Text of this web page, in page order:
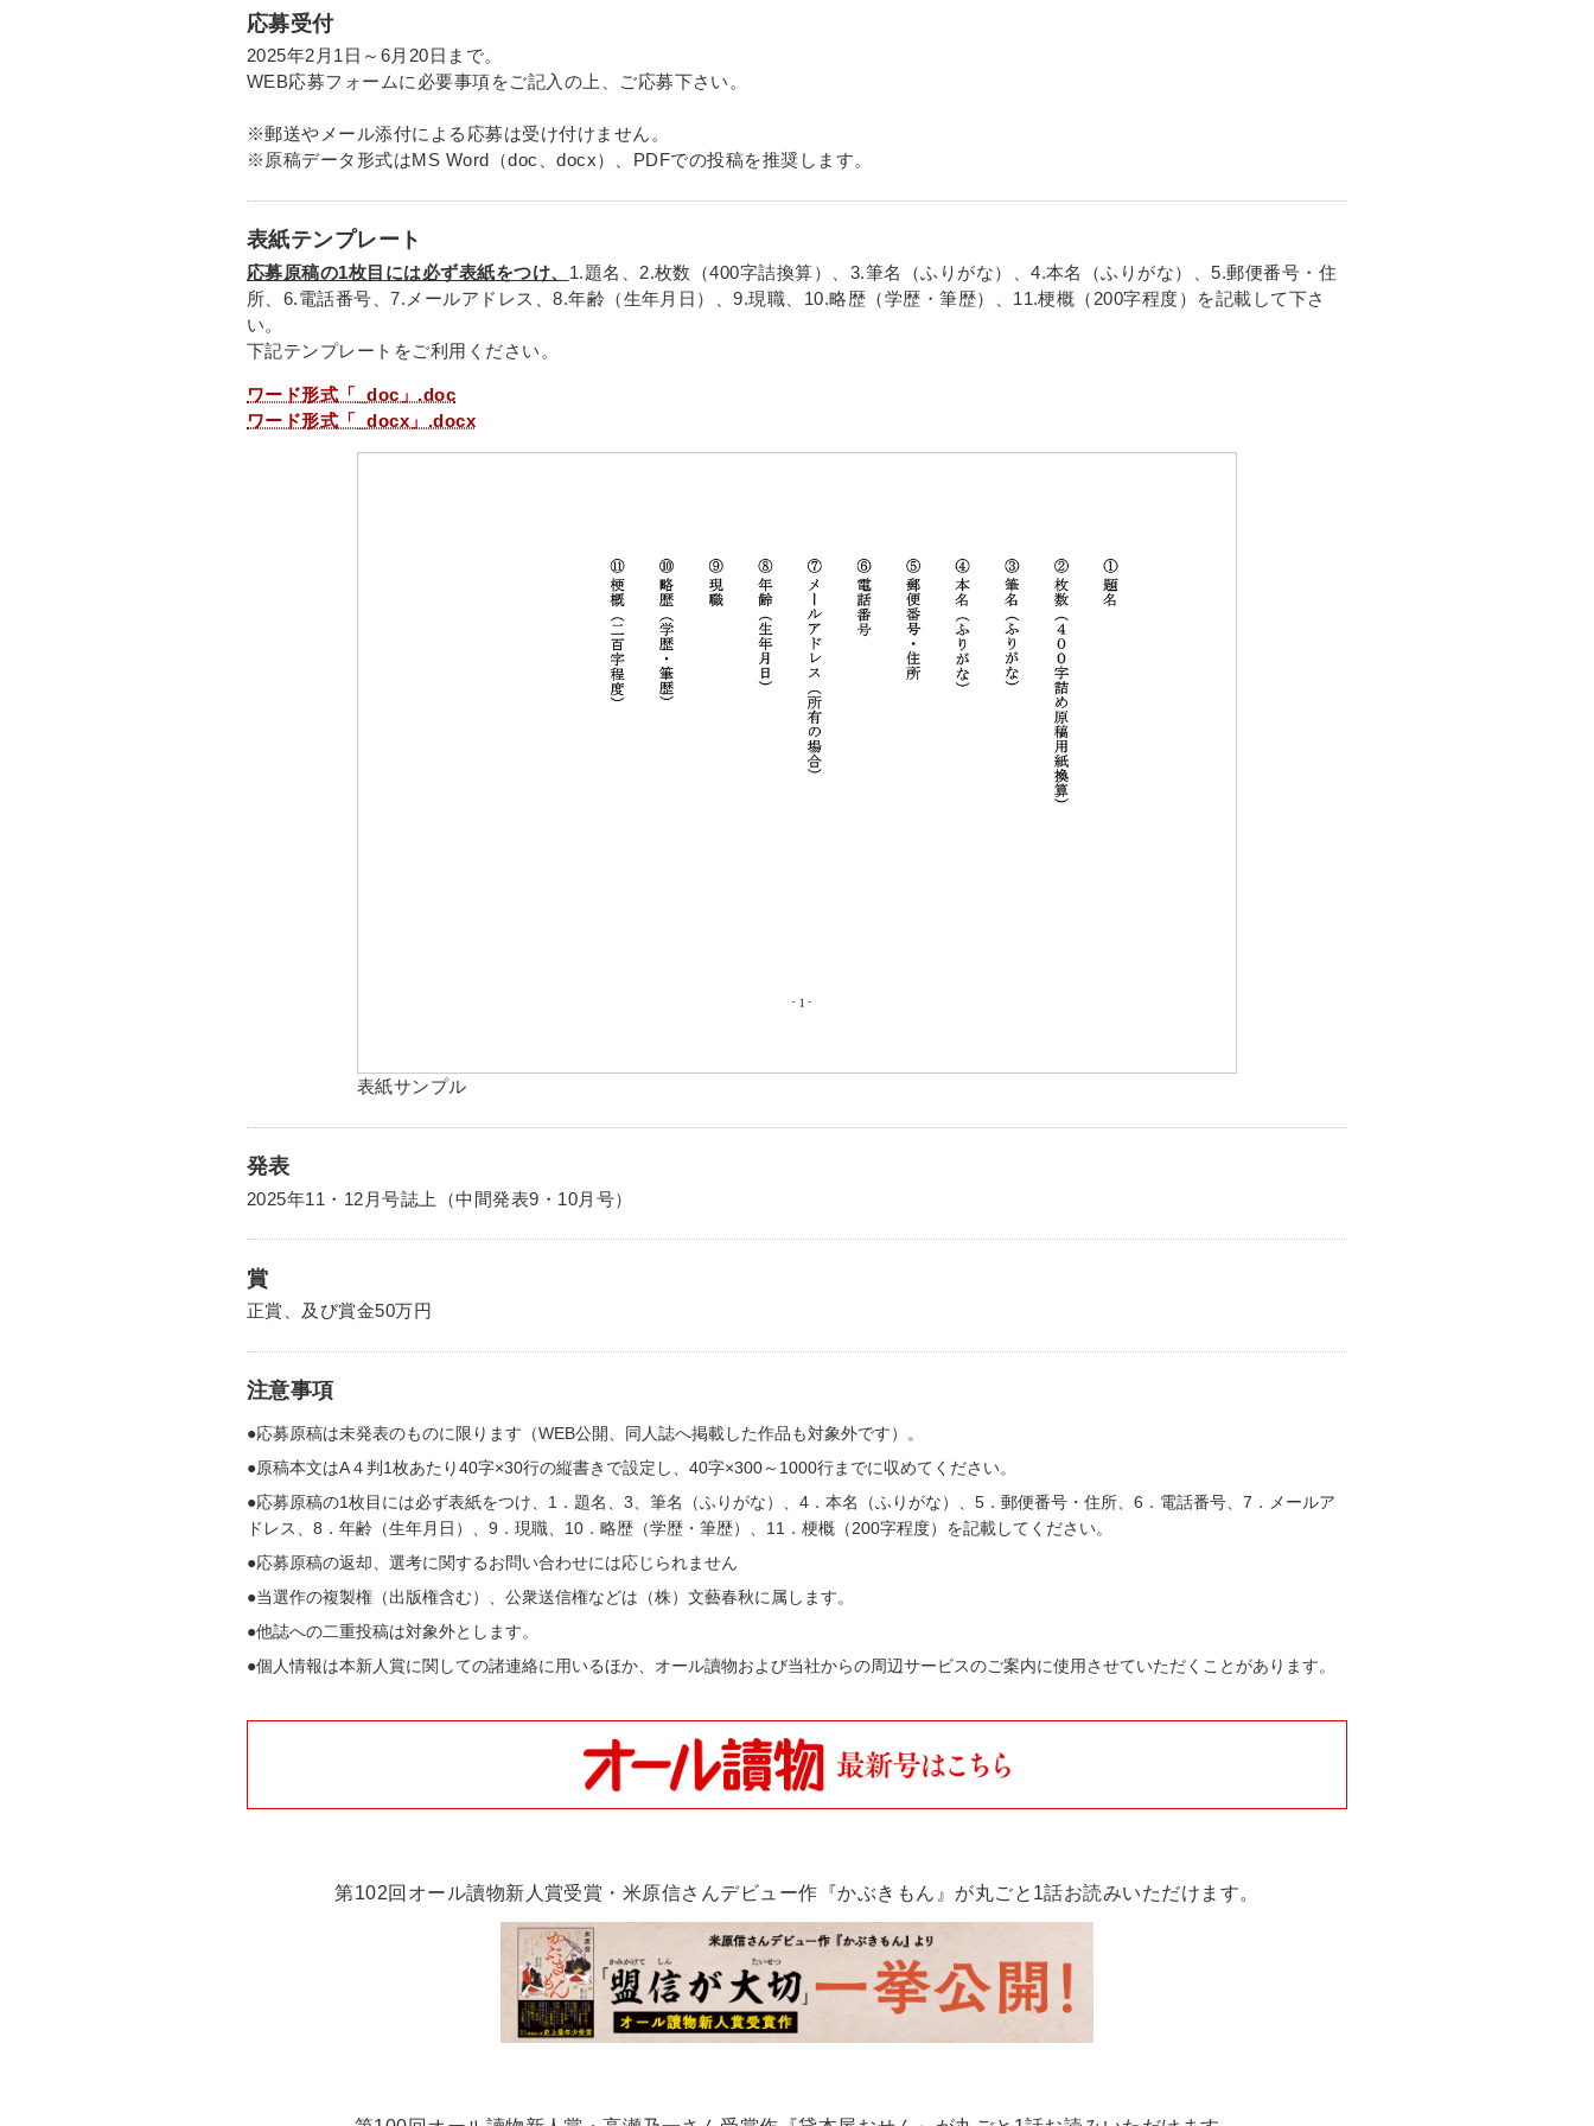
応募受付
2025年2月1日～6月20日まで。
WEB応募フォームに必要事項をご記入の上、ご応募下さい。
※郵送やメール添付による応募は受け付けません。
※原稿データ形式はMS Word（doc、docx）、PDFでの投稿を推奨します。
表紙テンプレート
応募原稿の1枚目には必ず表紙をつけ、 1.題名、2.枚数（400字詰換算）、3.筆名（ふりがな）、4.本名（ふりがな）、5.郵便番号・住
所、6.電話番号、7.メールアドレス、8.年齢（生年月日）、9.現職、10.略歴（学歴・筆歴）、11.梗概（200字程度）を記載して下さ
い。
下記テンプレートをご利用ください。
ワード形式「_doc」.doc
ワード形式「_docx」.docx
表紙サンプル
発表
2025年11・12月号誌上（中間発表9・10月号）
賞
正賞、及び賞金50万円
注意事項
●応募原稿は未発表のものに限ります（WEB公開、同人誌へ掲載した作品も対象外です）。
●原稿本文はA４判1枚あたり40字×30行の縦書きで設定し、40字×300～1000行までに収めてください。
●応募原稿の1枚目には必ず表紙をつけ、1．題名、3、筆名（ふりがな）、4．本名（ふりがな）、5．郵便番号・住所、6．電話番号、7．メールア
ドレス、8．年齢（生年月日）、9．現職、10．略歴（学歴・筆歴）、11．梗概（200字程度）を記載してください。
●応募原稿の返却、選考に関するお問い合わせには応じられません
●当選作の複製権（出版権含む）、公衆送信権などは（株）文藝春秋に属します。
●他誌への二重投稿は対象外とします。
●個人情報は本新人賞に関しての諸連絡に用いるほか、オール讀物および当社からの周辺サービスのご案内に使用させていただくことがあります。
第102回オール讀物新人賞受賞・米原信さんデビュー作『かぶきもん』が丸ごと1話お読みいただけます。